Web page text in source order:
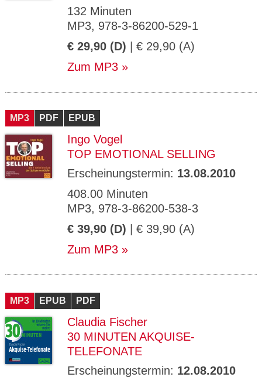
132 Minuten
MP3, 978-3-86200-529-1
€ 29,90 (D) | € 29,90 (A)
Zum MP3
MP3 PDF EPUB
Ingo Vogel
TOP EMOTIONAL SELLING
Erscheinungstermin: 13.08.2010
408.00 Minuten
MP3, 978-3-86200-538-3
€ 39,90 (D) | € 39,90 (A)
Zum MP3
MP3 EPUB PDF
Claudia Fischer
30 MINUTEN AKQUISE-
TELEFONATE
Erscheinungstermin: 12.08.2010